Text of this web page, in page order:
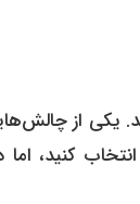
کنید،